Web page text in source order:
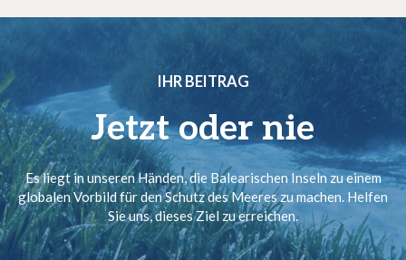
IHR BEITRAG
Jetzt oder nie
Es liegt in unseren Händen, die Balearischen Inseln zu einem
globalen Vorbild für den Schutz des Meeres zu machen. Helfen
Sie uns, dieses Ziel zu erreichen.